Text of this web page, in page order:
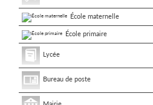
École maternelle
École primaire
Lycée
Bureau de poste